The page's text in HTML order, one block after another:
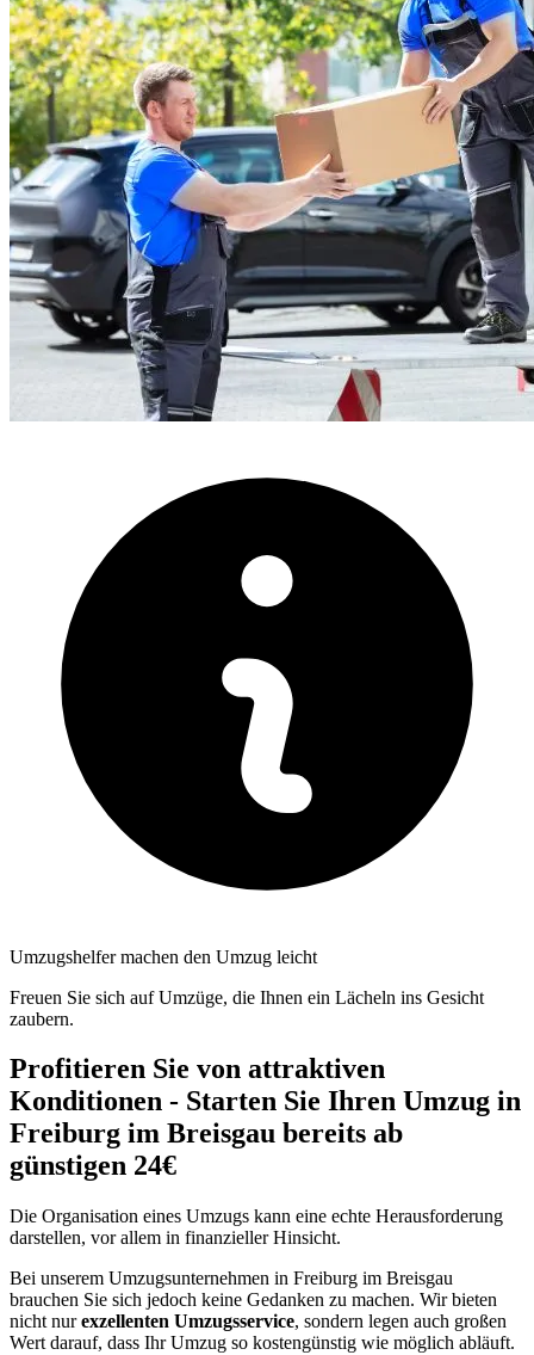
Umzugshelfer machen den Umzug leicht
Freuen Sie sich auf Umzüge, die Ihnen ein Lächeln ins Gesicht
zaubern.
Profitieren Sie von attraktiven
Konditionen - Starten Sie Ihren Umzug in
Freiburg im Breisgau bereits ab
günstigen 24€
Die Organisation eines Umzugs kann eine echte Herausforderung
darstellen, vor allem in finanzieller Hinsicht.
Bei unserem Umzugsunternehmen in Freiburg im Breisgau
brauchen Sie sich jedoch keine Gedanken zu machen. Wir bieten
nicht nurexzellenten Umzugsservice, sondern legen auch großen
Wert darauf, dass Ihr Umzug so kostengünstig wie möglich abläuft.